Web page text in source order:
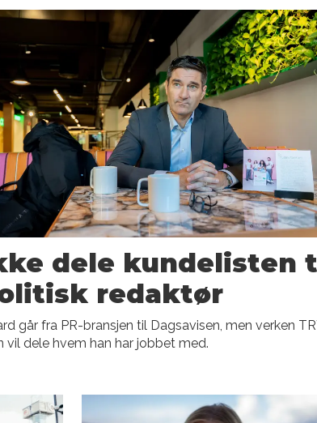
dele kundelisten
redaktør
går fra PR-bransjen til Dagsavisen, men verken
vil dele hvem han har jobbet med.